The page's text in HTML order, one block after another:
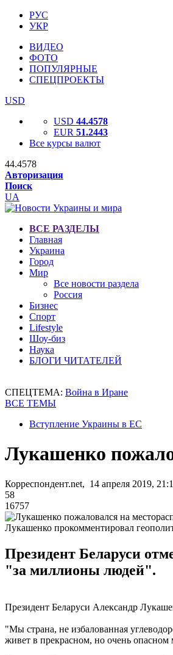
РУС
УКР
ВИДЕО
ФОТО
ПОПУЛЯРНЫЕ
СПЕЦПРОЕКТЫ
USD
USD 44.4578
EUR 51.2443
Все курсы валют
44.4578
Авторизация
Поиск
UA
ВСЕ РАЗДЕЛЫ
Главная
Украина
Город
Мир
Все новости раздела
Россия
Бизнес
Спорт
Lifestyle
Шоу-биз
Наука
БЛОГИ ЧИТАТЕЛЕЙ
СПЕЦТЕМА: Война в Иране
ВСЕ ТЕМЫ
Вступление Украины в ЕС
Лукашенко
Корреспондент.net, 14 апреля 2019,
58
16757
Лукашенко прокомментировал
Президент Беларуси
"за миллионы людей".
Президент Беларуси Александр
"Мы страна, не избалованная
живет в прекрасном, но очень опасном